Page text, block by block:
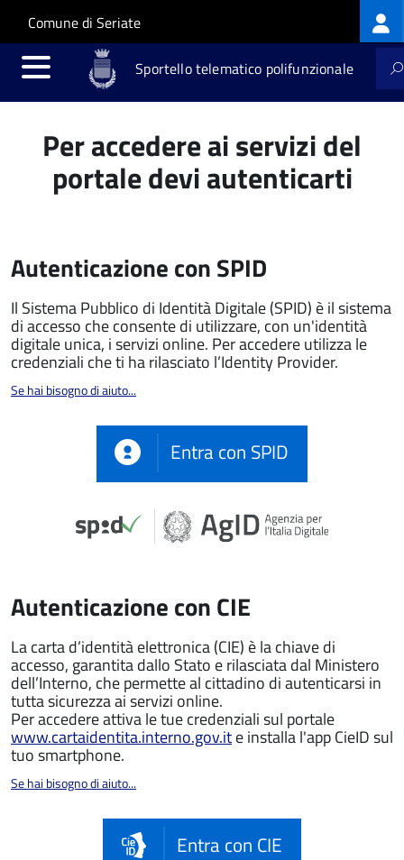
Salta al contenuto principale
Skip to site navigation
Comune di Seriate
Sportello telematico polifunzionale
Per accedere ai servizi del
portale devi autenticarti
Autenticazione con SPID
Il Sistema Pubblico di Identità Digitale (SPID) è il sistema
di accesso che consente di utilizzare, con un'identità
digitale unica, i servizi online. Per accedere utilizza le
credenziali che ti ha rilasciato l’Identity Provider.
Se hai bisogno di aiuto...
Entra con SPID
Autenticazione con CIE
La carta d’identità elettronica (CIE) è la chiave di
accesso, garantita dallo Stato e rilasciata dal Ministero
dell’Interno, che permette al cittadino di autenticarsi in
tutta sicurezza ai servizi online.
Per accedere attiva le tue credenziali sul portale
www.cartaidentita.interno.gov.ite installa l'app CieID sul
tuo smartphone.
Se hai bisogno di aiuto...
Entra con CIE